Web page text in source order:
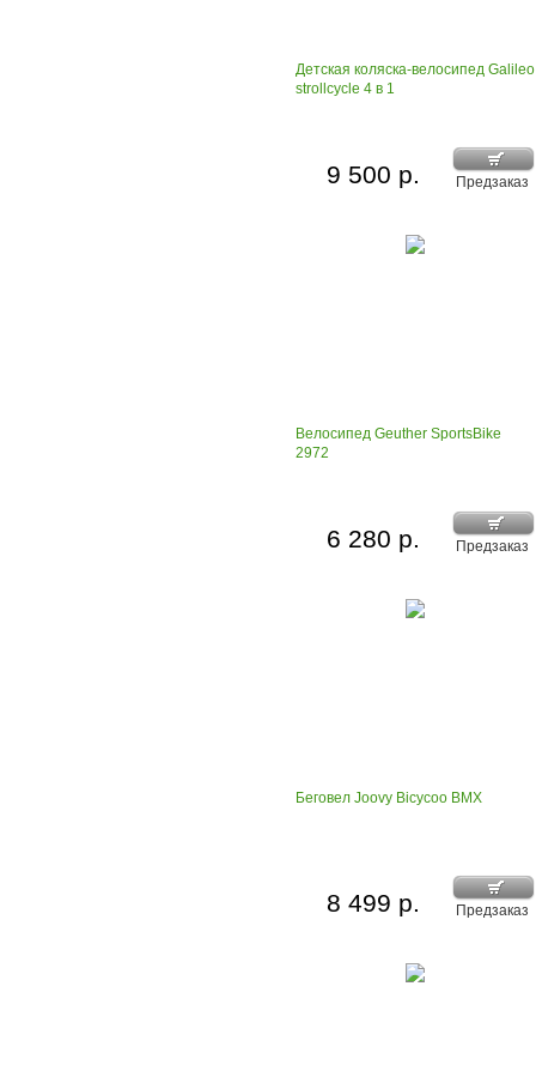
Детская коляска-велосипед Galileo
strollcycle 4 в 1
Предзаказ
9 500 р.
Велосипед Geuther SportsBike
2972
Предзаказ
6 280 р.
Беговел Joovy Bicycoo BMX
Предзаказ
8 499 р.